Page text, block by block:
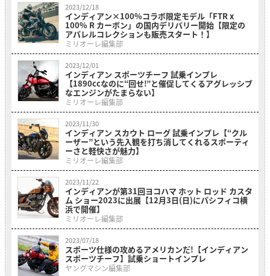
2023/12/18
インディアン×100%コラボ限定モデル「FTR x
100% R カーボン」の国内デリバリー開始【限定の
アパレルコレクションも販売スタート！】
ミリオーレ編集部
2023/12/01
インディアン スポーツチーフ 試乗インプレ
【1890ccなのに“回せ!”と催促してくるアグレッシブ
なエンジンがたまらない】
ミリオーレ編集部
2023/11/30
インディアン スカウト ローグ 試乗インプレ【“クル
ーザー”という先入観を打ち消してくれるスポーティ
ーさと軽快さが魅力】
ミリオーレ編集部
2023/11/22
インディアンが第31回ヨコハマ ホット ロッド カスタ
ム ショー2023に出展【12月3日(日)にパシフィコ横
浜で開催】
ミリオーレ編集部
2023/07/18
スポーツ仕様の攻めるアメリカンだ!【インディアン
スポーツチーフ】試乗ショートインプレ
ヤングマシン編集部